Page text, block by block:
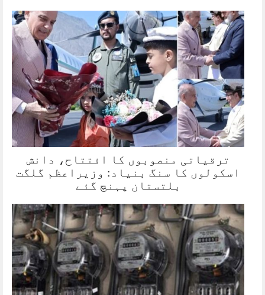
ترقیاتی منصوبوں کا افتتاح، دانش
اسکولوں کا سنگ بنیاد: وزیراعظم گلگت
بلتستان پہنچ گئے